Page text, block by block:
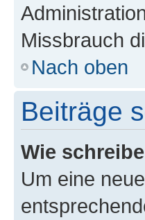
Missbrauch
Nach oben
Beiträge
Wie
Um eine